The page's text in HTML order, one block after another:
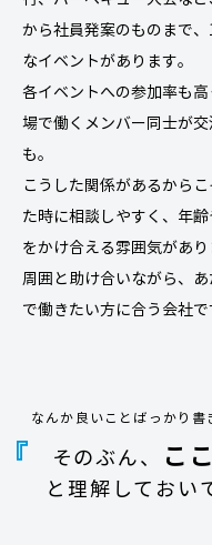
から社員発案のものまで
なイベントがあります。
各イベントへの参加率も
場で働くメンバー同士が
も。
こうした関係があるから
た時に相談しやすく、年
をかけ合える雰囲気があり
周囲と助け合いながら、
で働きたい方に合う会社で
なんか良いことばっかり書
『 そのぶん、 ここ
と理解しておい